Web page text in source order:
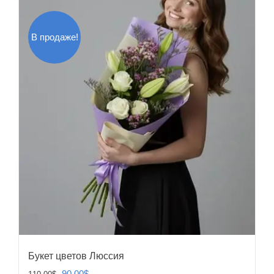
В продаже!
Букет цветов Люссия